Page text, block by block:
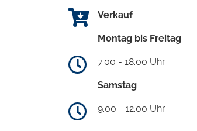
Verkauf
Montag bis Freitag
7.00 - 18.00 Uhr
Samstag
9.00 - 12.00 Uhr